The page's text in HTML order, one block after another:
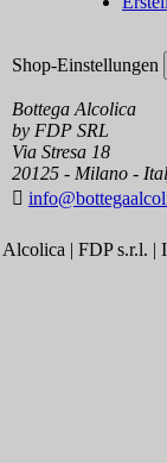
Shop-Einstellungen
Bottega Alcolica
by FDP SRL
Via Stresa 18
20125 - Milano -

| FDP s.r.l. |